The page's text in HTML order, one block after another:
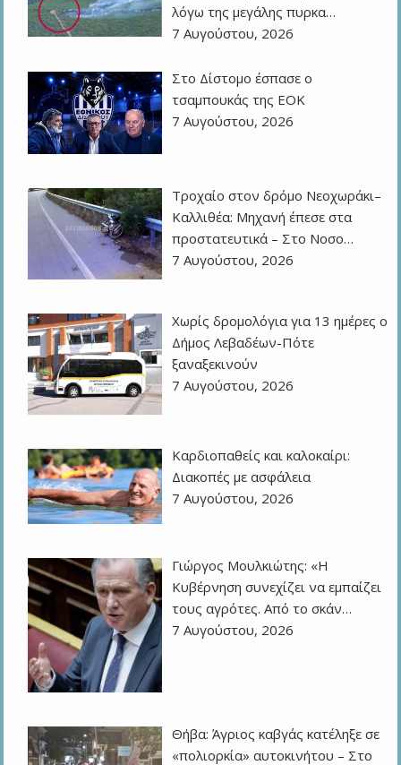
λόγω της μεγάλης πυρκα…
7 Αυγούστου, 2026
Στο Δίστομο έσπασε ο
τσαμπουκάς της ΕΟΚ
7 Αυγούστου, 2026
Τροχαίο στον δρόμο Νεοχωράκι–
Καλλιθέα: Μηχανή έπεσε στα
προστατευτικά – Στο Νοσο…
7 Αυγούστου, 2026
Χωρίς δρομολόγια για 13 ημέρες ο
Δήμος Λεβαδέων-Πότε
ξαναξεκινούν
7 Αυγούστου, 2026
Καρδιοπαθείς και καλοκαίρι:
Διακοπές με ασφάλεια
7 Αυγούστου, 2026
Γιώργος Μουλκιώτης: «Η
Κυβέρνηση συνεχίζει να εμπαίζει
τους αγρότες. Από το σκάν…
7 Αυγούστου, 2026
Θήβα: Άγριος καβγάς κατέληξε σε
«πολιορκία» αυτοκινήτου – Στο